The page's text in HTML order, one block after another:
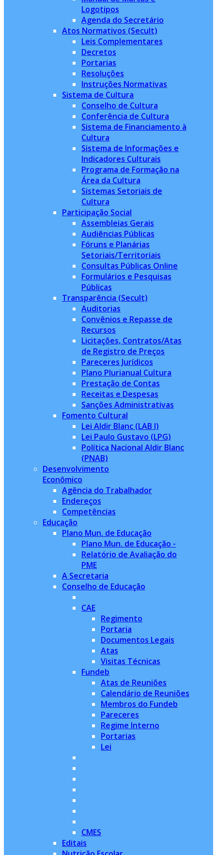
Logotipos
Agenda do Secretário
Atos Normativos (Secult)
Leis Complementares
Decretos
Portarias
Resoluções
Instruções Normativas
Sistema de Cultura
Conselho de Cultura
Conferência de Cultura
Sistema de Financiamento à
Cultura
Sistema de Informações e
Indicadores Culturais
Programa de Formação na
Área da Cultura
Sistemas Setoriais de
Cultura
Participação Social
Assembleias Gerais
Audiências Públicas
Fóruns e Planárias
Setoriais/Territoriais
Consultas Públicas Online
Formulários e Pesquisas
Públicas
Transparência (Secult)
Auditorias
Convênios e Repasse de
Recursos
Licitações, Contratos/Atas
de Registro de Preços
Pareceres Jurídicos
Plano Plurianual Cultura
Prestação de Contas
Receitas e Despesas
Sanções Administrativas
Fomento Cultural
Lei Aldir Blanc (LAB I)
Lei Paulo Gustavo (LPG)
Política Nacional Aldir Blanc
(PNAB)
Desenvolvimento
Econômico
Agência do Trabalhador
Endereços
Competências
Educação
Plano Mun. de Educação
Plano Mun. de Educação -
Relatório de Avaliação do
PME
A Secretaria
Conselho de Educação
CAE
Regimento
Portaria
Documentos Legais
Atas
Visitas Técnicas
Fundeb
Atas de Reuniões
Calendário de Reuniões
Membros do Fundeb
Pareceres
Regime Interno
Portarias
Lei
CMES
Editais